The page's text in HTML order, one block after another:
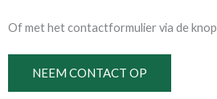
Of met het contactformulier via de
NEEM CONTACT OP